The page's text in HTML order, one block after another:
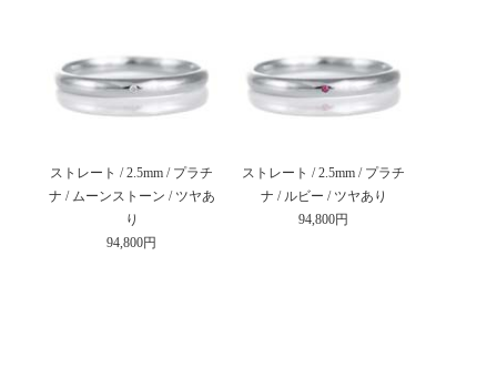
ストレート / 2.5mm / プラチ
ナ / ムーンストーン / ツヤあ
り
94,800円
ストレート / 2.5mm / プラチ
ナ / ルビー / ツヤあり
94,800円